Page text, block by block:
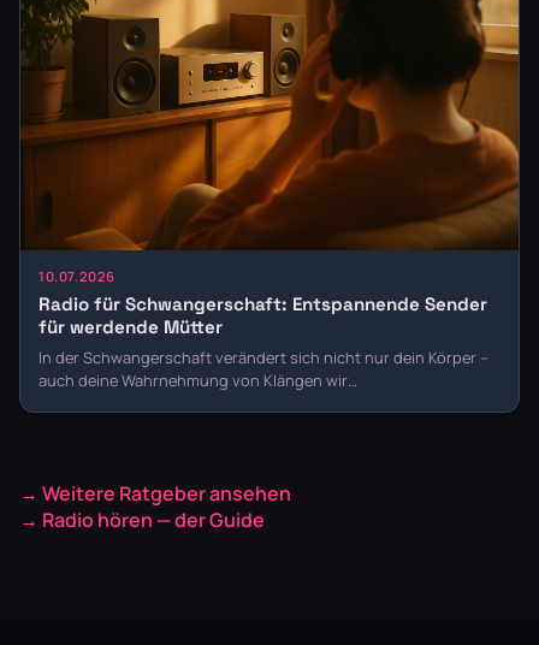
10.07.2026
Radio für Schwangerschaft: Entspannende Sender
für werdende Mütter
In der Schwangerschaft verändert sich nicht nur dein Körper –
auch deine Wahrnehmung von Klängen wir…
→ Weitere Ratgeber ansehen
→ Radio hören — der Guide